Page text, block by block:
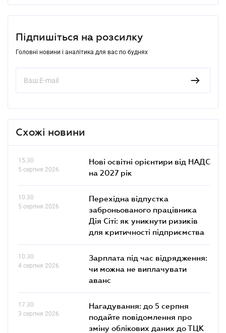
Підпишіться на розсилку
Головні новини і аналітика для вас по буднях
Схожі новини
15.30
5 серпня 2026
Нові освітні орієнтири від НАДС
на 2027 рік
10.30
5 серпня 2026
Перехідна відпустка
заброньованого працівника
Дія Сіті: як уникнути ризиків
для критичності підприємства
10.30
4 серпня 2026
Зарплата під час відрядження:
чи можна не виплачувати
аванс
17.30
3 серпня 2026
Нагадування: до 5 серпня
подайте повідомлення про
зміну облікових даних до ТЦК